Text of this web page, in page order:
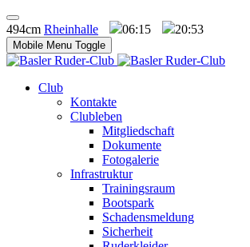
494cm Rheinhalle 06:15 20:53
Mobile Menu Toggle
Club
Kontakte
Clubleben
Mitgliedschaft
Dokumente
Fotogalerie
Infrastruktur
Trainingsraum
Bootspark
Schadensmeldung
Sicherheit